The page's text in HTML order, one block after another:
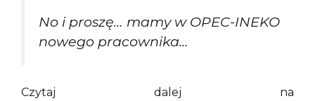
No i proszę… mamy w OPEC-INEKO
nowego pracownika…
Czytaj dalej na